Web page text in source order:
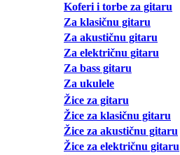
Koferi i torbe za gitaru
Za klasičnu gitaru
Za akustičnu gitaru
Za električnu gitaru
Za bass gitaru
Za ukulele
Žice za gitaru
Žice za klasičnu gitaru
Žice za akustičnu gitaru
Žice za električnu gitaru